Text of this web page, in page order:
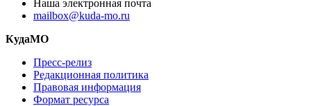
Наша электронная почта
mailbox@kuda-mo.ru
КудаМО
Пресс-релиз
Редакционная политика
Правовая информация
Формат ресурса